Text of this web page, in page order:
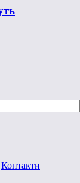
Контакти